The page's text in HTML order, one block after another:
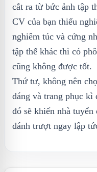
cắt ra từ bức ảnh tập
CV của bạn thiếu
nghiêm túc và cứng
tập thể khác thì có
cũng không được tốt.
Thứ tư, không nên
dáng và trang phục
đó sẽ khiến nhà
đánh trượt ngay lập